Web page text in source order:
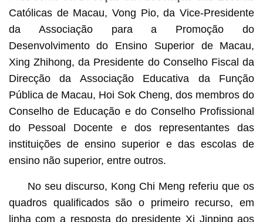
Católicas de Macau, Vong Pio, da Vice-Presidente
da Associação para a Promoção do
Desenvolvimento do Ensino Superior de Macau,
Xing Zhihong, da Presidente do Conselho Fiscal da
Direcção da Associação Educativa da Função
Pública de Macau, Hoi Sok Cheng, dos membros do
Conselho de Educação e do Conselho Profissional
do Pessoal Docente e dos representantes das
instituições de ensino superior e das escolas de
ensino não superior, entre outros.
No seu discurso, Kong Chi Meng referiu que os
quadros qualificados são o primeiro recurso, em
linha com a resposta do presidente Xi Jinping aos